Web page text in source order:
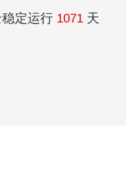
定运行 1071 天